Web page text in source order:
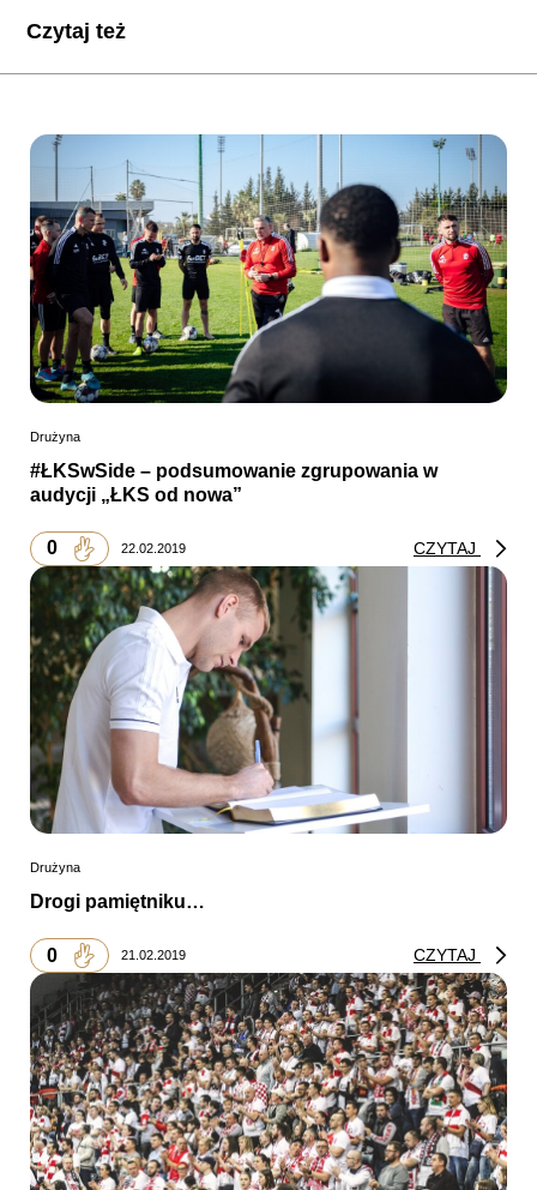
Czytaj też
Drużyna
#ŁKSwSide – podsumowanie zgrupowania w
audycji „ŁKS od nowa”
0 22.02.2019 CZYTAJ
Drużyna
Drogi pamiętniku…
0 21.02.2019 CZYTAJ